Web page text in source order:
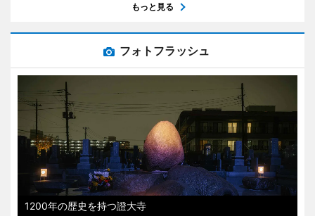
もっと見る
フォトフラッシュ
1200年の歴史を持つ證大寺